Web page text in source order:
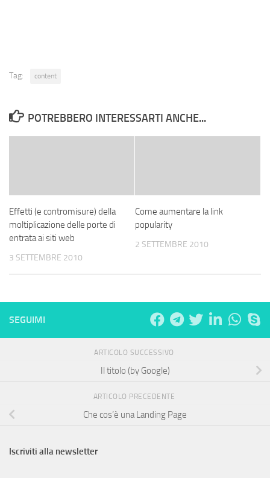
Tag: content
POTREBBERO INTERESSARTI ANCHE...
Effetti (e contromisure) della
moltiplicazione delle porte di
entrata ai siti web
3 SETTEMBRE 2010
Come aumentare la link
popularity
2 SETTEMBRE 2010
SEGUIMI
ARTICOLO SUCCESSIVO
Il titolo (by Google)
ARTICOLO PRECEDENTE
Che cos’è una Landing Page
Iscriviti alla newsletter